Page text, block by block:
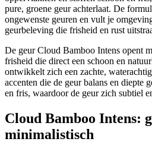
pure, groene geur achterlaat. De
ongewenste geuren en vult je
geurbeleving die frisheid en rust
De geur Cloud Bamboo Intens opent
frisheid die direct een schoon en
ontwikkelt zich een zachte,
accenten die de geur balans en diepte
en fris, waardoor de geur zich subtiel
Cloud Bamboo Intens:
minimalistisch